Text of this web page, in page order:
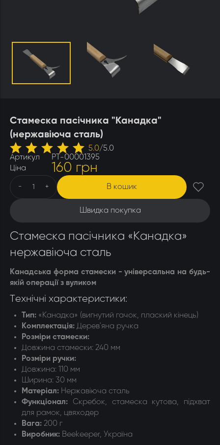
Ящики бджолярські
Стамеска пасічника "Канадка"
(нержавіюча сталь)
5.0/5.0
Артикул
РТ-00001395
Ціна
160 грн
- + В кошик
Швидка покупка
Стамеска пасічника «Канадка»
нержавіюча сталь
Канадська форма стамески - універсальна на будь-
якій операції з вуликом
Технічні характеристики:
Тип: «Канадка» (вигнутий гачок, плаский кінець)
Комплектація: Дерев'яна ручка
Розміри стамески:
Довжина стамески: 240 мм
Розміри ручки:
Довжина: 110 мм
Ширина: 30 мм
Матеріал: Нержавіюча сталь
Функціонал: Скребок, стамеска кутова, підхват
для рамок, цвяходер
Вага: 200 г
Виробник: Beekeeper, Україна